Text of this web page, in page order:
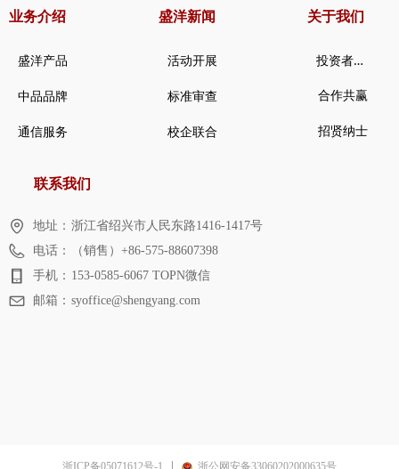
业务介绍
盛洋产品
中品品牌
通信服务
活动开展
标准审查
校企联合
盛洋新闻
投
资者关系
合作共赢
招贤纳士
关于我们
联系我们
地址： 浙江省绍兴市人民东路1416-1417号
电话：
（销售）+86-575-88607398
手机： 153-0585-6067 TOPN微信
邮箱： syoffice@shengyang.com
浙ICP备05071612号-1 浙公网安备33060202000635号